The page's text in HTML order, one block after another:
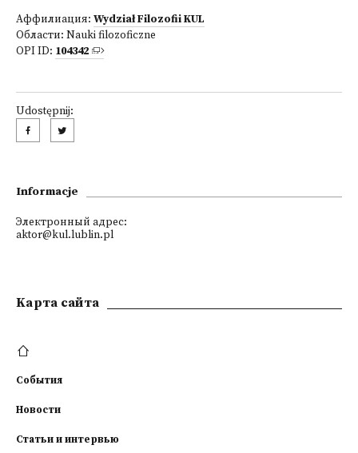
Аффилиация: Wydział Filozofii KUL
Области: Nauki filozoficzne
OPI ID: 104342
Udostępnij:
Informacje
Электронный адрес:
aktor@kul.lublin.pl
Kарта сайта
События
Новости
Статьи и интервью